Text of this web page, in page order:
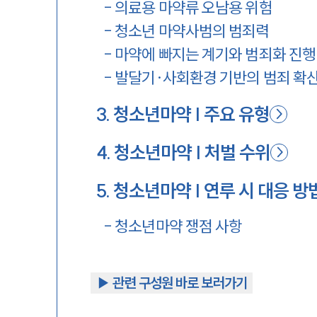
- 의료용 마약류 오남용 위험
- 청소년 마약사범의 범죄력
- 마약에 빠지는 계기와 범죄화 진
- 발달기·사회환경 기반의 범죄 확
3. 청소년마약 | 주요 유형
4. 청소년마약 | 처벌 수위
5. 청소년마약 | 연루 시 대응 방
- 청소년마약 쟁점 사항
▶︎ 관련 구성원 바로 보러가기